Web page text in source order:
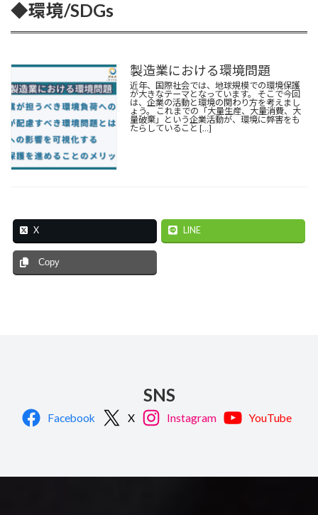
◆環境/SDGs
製造業における環境問題
近年、国際社会では、地球規模での環境保護
が大きなテーマとなっています。 そこで今回
は、企業の活動と環境の関わり方を考えまし
ょう。 これまでの「大量生産、大量消費、大
量破棄」という企業活動が、環境に弊害をも
たらしていること […]
X LINE
Copy
SNS
Facebook X Instagram YouTube